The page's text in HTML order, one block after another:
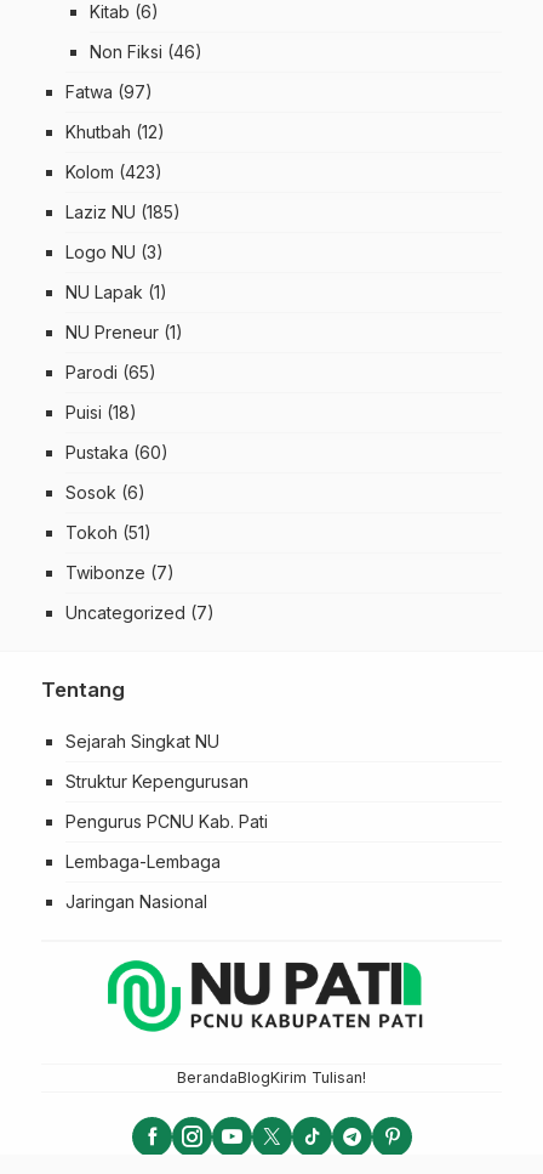
Kitab (6)
Non Fiksi (46)
Fatwa (97)
Khutbah (12)
Kolom (423)
Laziz NU (185)
Logo NU (3)
NU Lapak (1)
NU Preneur (1)
Parodi (65)
Puisi (18)
Pustaka (60)
Sosok (6)
Tokoh (51)
Twibonze (7)
Uncategorized (7)
Tentang
Sejarah Singkat NU
Struktur Kepengurusan
Pengurus PCNU Kab. Pati
Lembaga-Lembaga
Jaringan Nasional
BerandaBlogKirim Tulisan!